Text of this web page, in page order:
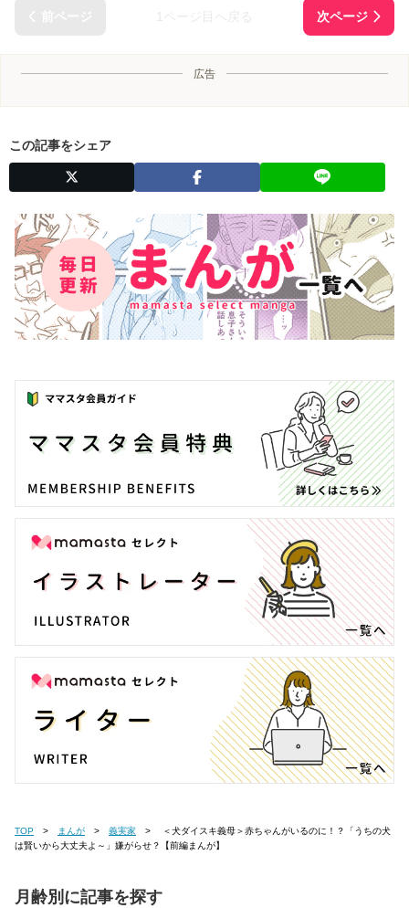
広告
この記事をシェア
TOP まんが 義実家
は賢いから大丈夫よ～」嫌がらせ？【前編まんが】
月齢別に記事を探す